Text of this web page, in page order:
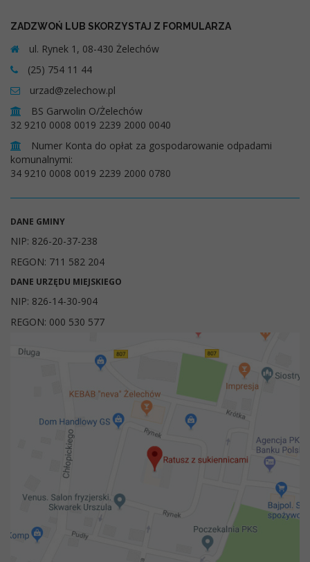
ZADZWOŃ LUB SKORZYSTAJ Z FORMULARZA
ul. Rynek 1, 08-430 Żelechów
(25) 754 11 44
urzad@zelechow.pl
BS Garwolin O/Żelechów
32 9210 0008 0019 2239 2000 0040
Numer Konta do opłat za gospodarowanie odpadami
komunalnymi:
34 9210 0008 0019 2239 2000 0780
DANE GMINY
NIP: 826-20-37-238
REGON: 711 582 204
DANE URZĘDU MIEJSKIEGO
NIP: 826-14-30-904
REGON: 000 530 577